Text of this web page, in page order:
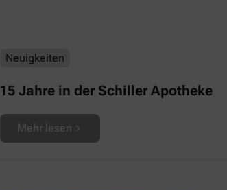
Neuigkeiten
15 Jahre in der Schiller Apotheke
Mehr lesen